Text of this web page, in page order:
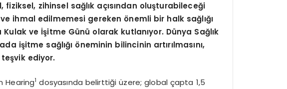
fiziksel, zihinsel sağlık açısından oluşturabileceği
ihmal edilmemesi gereken önemli bir halk sağlığı
ve İşitme Günü olarak kutlanıyor. Dünya Sağlık
işitme sağlığı öneminin bilincinin artırılmasını,
teşvik ediyor.
Hearing1 dosyasında belirttiği üzere; global çapta 1,5